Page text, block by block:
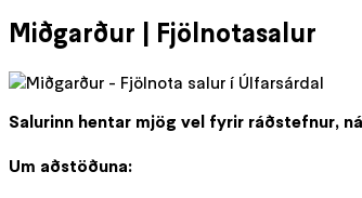
Miðgarður | Fjölnotasalur
Salurinn hentar mjög vel fyrir ráðstefnur,
Um aðstöðuna: